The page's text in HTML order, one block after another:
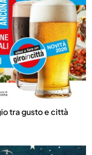
tra gusto e città